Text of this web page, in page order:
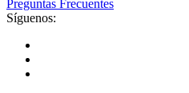
Preguntas Frecuentes
Síguenos: